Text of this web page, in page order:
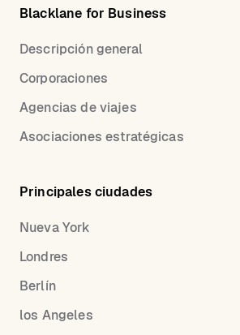
Blacklane for Business
Descripción general
Corporaciones
Agencias de viajes
Asociaciones estratégicas
Principales ciudades
Nueva York
Londres
Berlín
los Angeles